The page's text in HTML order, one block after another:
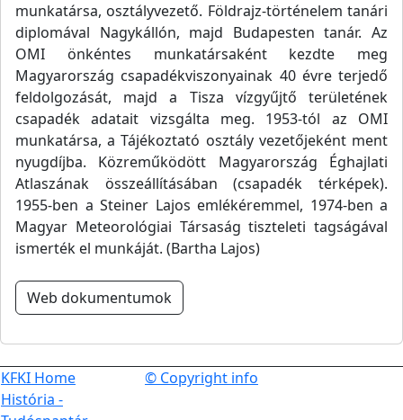
munkatársa, osztályvezető. Földrajz-történelem tanári
diplomával Nagykállón, majd Budapesten tanár. Az
OMI önkéntes munkatársaként kezdte meg
Magyarország csapadékviszonyainak 40 évre terjedő
feldolgozását, majd a Tisza vízgyűjtő területének
csapadék adatait vizsgálta meg. 1953-tól az OMI
munkatársa, a Tájékoztató osztály vezetőjeként ment
nyugdíjba. Közreműködött Magyarország Éghajlati
Atlaszának összeállításában (csapadék térképek).
1955-ben a Steiner Lajos emlékéremmel, 1974-ben a
Magyar Meteorológiai Társaság tiszteleti tagságával
ismerték el munkáját. (Bartha Lajos)
Web dokumentumok
KFKI Home
História -
© Copyright info